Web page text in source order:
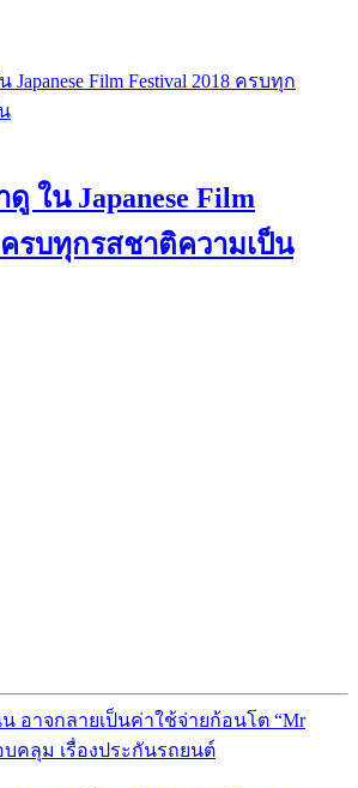
ใน Japanese Film
ครบทุกรสชาติความเป็น